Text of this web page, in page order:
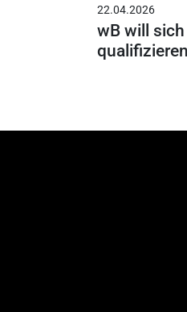
22.04.2026
wB will
qualifizieren